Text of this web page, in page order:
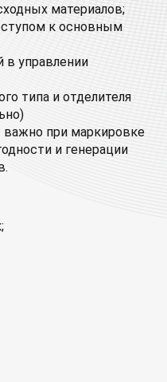
материалов;
к основным
в управлении
типа и отделителя
важно при маркировке
и генерации